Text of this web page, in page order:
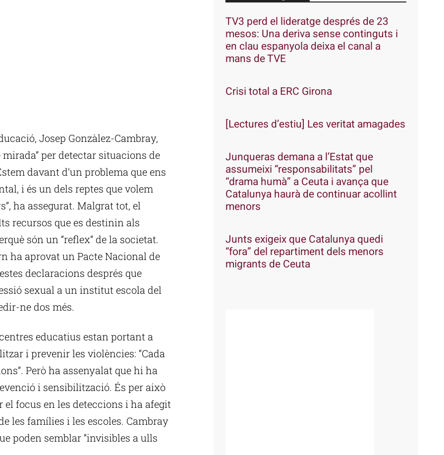
Josep Gonzàlez-Cambray,
per detectar situacions de
davant d’un problema que ens
i és un dels reptes que volem
ha assegurat. Malgrat tot, el
recursos que es destinin als
són un “reflex” de la societat.
ha aprovat un Pacte Nacional de
declaracions després que
sexual a un institut escola del
ne dos més.
educatius estan portant a
i prevenir les violències: “Cada
Però ha assenyalat que hi ha
i sensibilització. És per això
focus en les deteccions i ha afegit
les famílies i les escoles. Cambray
poden semblar “invisibles a ulls
TV3 perd el lideratge després de 23
mesos: Una deriva sense continguts i
en clau espanyola deixa el canal a
mans de TVE
Crisi total a ERC Girona
[Lectures d’estiu] Les veritat amagades
Junqueras demana a l’Estat que
assumeixi “responsabilitats” pel
“drama humà” a Ceuta i avança que
Catalunya haurà de continuar acollint
menors
Junts exigeix que Catalunya quedi
“fora” del repartiment dels menors
migrants de Ceuta